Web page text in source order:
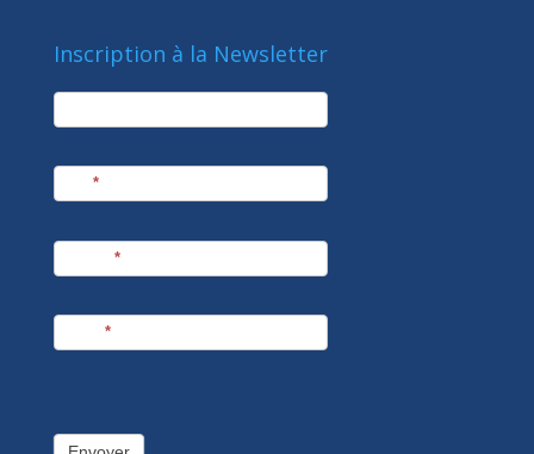
Inscription à la Newsletter
newsletter
*
*
*